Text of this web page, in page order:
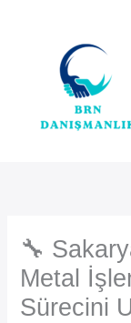
🔧
Metal
Sürecini